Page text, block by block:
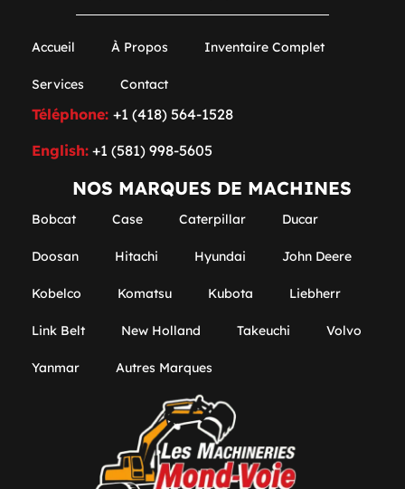
Accueil À Propos Inventaire Complet
Services Contact
Téléphone: +1 (418) 564-1528
English: +1 (581) 998-5605
NOS MARQUES DE MACHINES
Bobcat Case Caterpillar Ducar
Doosan Hitachi Hyundai John Deere
Kobelco Komatsu Kubota Liebherr
Link Belt New Holland Takeuchi Volvo
Yanmar Autres Marques